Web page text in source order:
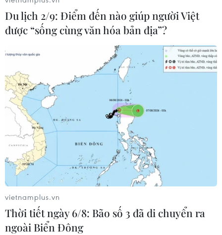
Du lịch 2/9: Điểm đến nào giúp người Việt
được “sống cùng văn hóa bản địa”?
vietnamplus.vn
Thời tiết ngày 6/8: Bão số 3 đã di chuyển ra
ngoài Biển Đông